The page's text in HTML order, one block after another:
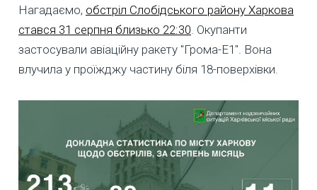
Нагадаємо, обстріл Слобідського району Харкова
стався 31 серпня близько 22:30. Окупанти
застосували авіаційну ракету "Грома-Е1". Вона
влучила у проїжджу частину біля 18-поверхівки.